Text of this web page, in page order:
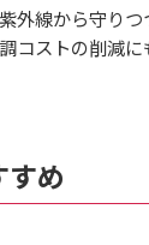
外線から守り
コストの削減に
すめ